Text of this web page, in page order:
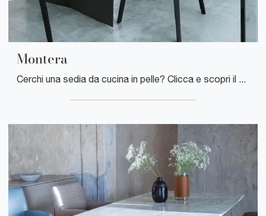
Montera
Cerchi una sedia da cucina in pelle? Clicca e scopri il modello Montera di Poltrona Frau per ultimare i tuoi locali ottimamente.